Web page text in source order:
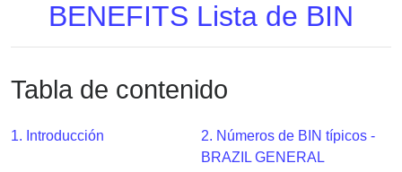
API
BIN
Generator
BIN
Checker
BENEFITS Lista de BIN
Tabla de contenido
1. Introducción
2. Números de BIN típicos -
BRAZIL GENERAL